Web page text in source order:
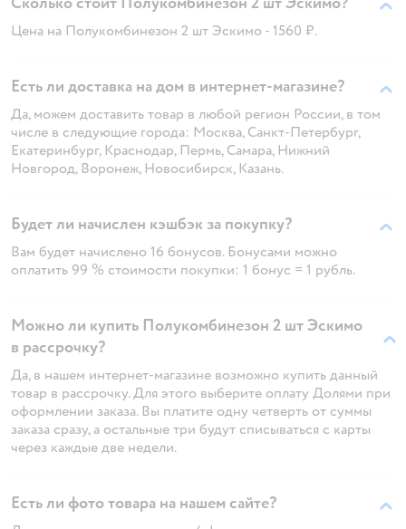
Цена на Полукомбинезон 2 шт Эскимо - 1560 ₽.
Есть ли доставка на дом в интернет-магазине?
Да, можем доставить товар в любой регион России, в том
числе в следующие города: Москва, Санкт-Петербург,
Екатеринбург, Краснодар, Пермь, Самара, Нижний
Новгород, Воронеж, Новосибирск, Казань.
Будет ли начислен кэшбэк за покупку?
Вам будет начислено 16 бонусов. Бонусами можно
оплатить 99 % стоимости покупки: 1 бонус = 1 рубль.
Можно ли купить Полукомбинезон 2 шт Эскимо
в рассрочку?
Да, в нашем интернет-магазине возможно купить данный
товар в рассрочку. Для этого выберите оплату Долями при
оформлении заказа. Вы платите одну четверть от суммы
заказа сразу, а остальные три будут списываться с карты
через каждые две недели.
Есть ли фото товара на нашем сайте?